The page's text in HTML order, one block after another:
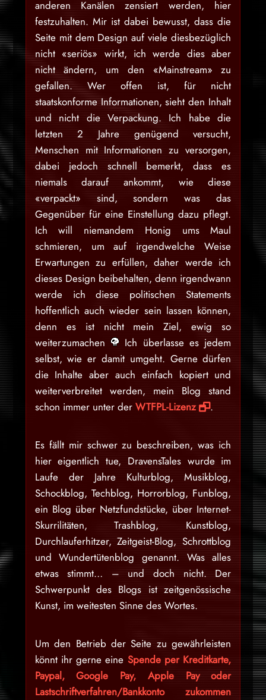
anderen Kanälen zensiert werden, hier
festzuhalten. Mir ist dabei bewusst, dass die
Seite mit dem Design auf viele diesbezüglich
nicht «seriös» wirkt, ich werde dies aber
nicht ändern, um den «Mainstream» zu
gefallen. Wer offen ist, für nicht
staatskonforme Informationen, sieht den Inhalt
und nicht die Verpackung. Ich habe die
letzten 2 Jahre genügend versucht,
Menschen mit Informationen zu versorgen,
dabei jedoch schnell bemerkt, dass es
niemals darauf ankommt, wie diese
«verpackt» sind, sondern was das
Gegenüber für eine Einstellung dazu pflegt.
Ich will niemandem Honig ums Maul
schmieren, um auf irgendwelche Weise
Erwartungen zu erfüllen, daher werde ich
dieses Design beibehalten, denn irgendwann
werde ich diese politischen Statements
hoffentlich auch wieder sein lassen können,
denn es ist nicht mein Ziel, ewig so
weiterzumachen
Ich überlasse es jedem
selbst, wie er damit umgeht. Gerne dürfen
die Inhalte aber auch einfach kopiert und
weiterverbreitet werden, mein Blog stand
schon immer unter der WTFPL-Lizenz .
Es fällt mir schwer zu beschreiben, was ich
hier eigentlich tue, DravensTales wurde im
Laufe der Jahre Kulturblog, Musikblog,
Schockblog, Techblog, Horrorblog, Funblog,
ein Blog über Netzfundstücke, über Internet-
Skurrilitäten, Trashblog, Kunstblog,
Durchlauferhitzer, Zeitgeist-Blog, Schrottblog
und Wundertütenblog genannt. Was alles
etwas stimmt… – und doch nicht. Der
Schwerpunkt des Blogs ist zeitgenössische
Kunst, im weitesten Sinne des Wortes.
Um den Betrieb der Seite zu gewährleisten
könnt ihr gerne eine Spende per Kreditkarte,
Paypal, Google Pay, Apple Pay oder
Lastschriftverfahren/Bankkonto zukommen